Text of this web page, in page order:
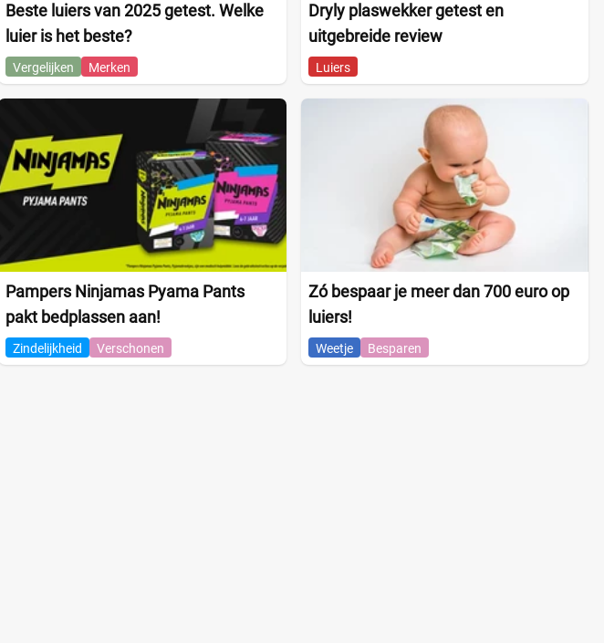
Beste luiers van 2025 getest. Welke
luier is het beste?
Vergelijken Merken
Dryly plaswekker getest en
uitgebreide review
Luiers
Pampers Ninjamas Pyama Pants
pakt bedplassen aan!
Zindelijkheid Verschonen
Zó bespaar je meer dan 700 euro op
luiers!
Weetje Besparen